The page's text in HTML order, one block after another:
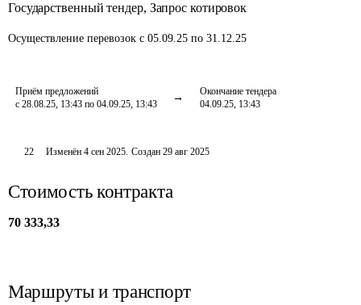
Государственный тендер, Запрос котировок
Осуществление перевозок с 05.09.25 по 31.12.25
Приём предложений
с 28.08.25, 13:43 по 04.09.25, 13:43
Окончание тендера
04.09.25, 13:43
22 Изменён4 сен 2025. Создан 29 авг 2025
Стоимость контракта
70 333,33
Маршруты и транспорт